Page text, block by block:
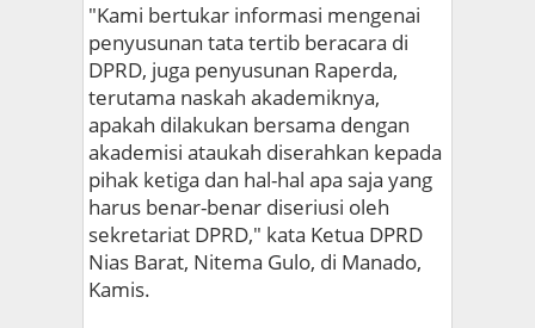
"Kami bertukar informasi mengenai
penyusunan tata tertib beracara di
DPRD, juga penyusunan Raperda,
terutama naskah akademiknya,
apakah dilakukan bersama dengan
akademisi ataukah diserahkan kepada
pihak ketiga dan hal-hal apa saja yang
harus benar-benar diseriusi oleh
sekretariat DPRD," kata Ketua DPRD
Nias Barat, Nitema Gulo, di Manado,
Kamis.